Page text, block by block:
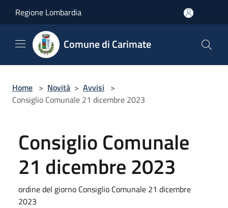
Regione Lombardia
Comune di Carimate
Home > Novità > Avvisi >
Consiglio Comunale 21 dicembre 2023
Consiglio Comunale
21 dicembre 2023
ordine del giorno Consiglio Comunale 21 dicembre
2023